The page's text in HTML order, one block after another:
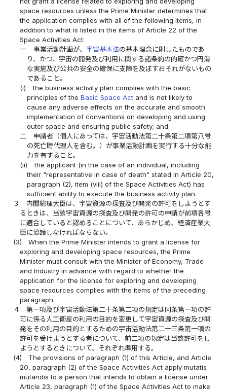
space resources unless the Prime Minister determines that
the application complies with all of the following items, in
addition to what is listed in the items of Article 22 of the
Space Activities Act:
一
事業活動計画が、 宇宙基本法の基本理念に則したものであ
り、かつ、宇宙の開発及び利用に関する諸条約の的確かつ円滑
な実施及び公共の安全の確保に支障を及ぼすおそれがないもの
であること。
(i)
the business activity plan complies with the basic
principles of the Basic Space Actand is not likely to
cause any adverse effects on the accurate and smooth
implementation of conventions on developing and using
outer space and ensuring public safety; and
二
申請者（個人にあっては、宇宙活動法第二十条第二項第八号
の死亡時代理人を含む。）が事業活動計画を実行する十分な能
力を有すること。
(ii)
the applicant (in the case of an individual, including
their "representative in case of death" stated in Article 20,
paragraph (2), item (viii) of the Space Activities Act) has
sufficient ability to execute the business activity plan.
３
内閣総理大臣は、宇宙資源の探査及び開発の許可をしようとす
るときは、当該宇宙資源の探査及び開発の許可の申請が前項各号
に適合していると認めることについて、あらかじめ、経済産業大
臣に協議しなければならない。
(3)
When the Prime Minister intends to grant a license for
exploring and developing space resources, the Prime
Minister must consult with the Minister of Economy, Trade
and Industry in advance with regard to whether the
application for the license for exploring and developing
space resources complies with the items of the preceding
paragraph.
４
第一項及び宇宙活動法第二十条第二項の規定は同条第一項の許
可に係る人工衛星の利用の目的を変更して宇宙資源の探査及び開
発をその利用の目的とするための宇宙活動法第二十三条第一項の
許可を受けようとする者について、前二項の規定は当該許可をし
ようとするときについて、それぞれ準用する。
(4)
The provisions of paragraph (1) of this Article, and Article
20, paragraph (2) of the Space Activities Act apply mutatis
mutandis to a person that intends to obtain a license under
Article 23, paragraph (1) of the Space Activities Act to make